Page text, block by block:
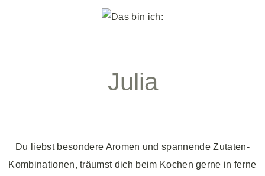
Julia
Du liebst besondere Aromen und spannende Zutaten-
Kombinationen, träumst dich beim Kochen gerne in ferne